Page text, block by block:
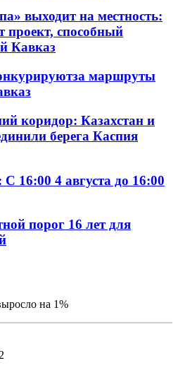
выходит на местность:
проект, способный
Кавказ
маршруты
коридор: Казахстан и
берега Каспия
16:00 4 августа до 16:00
порог 16 лет для
на 1%